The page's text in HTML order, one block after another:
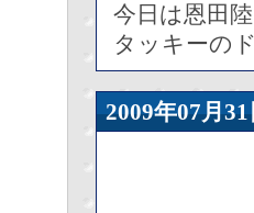
今日は恩田
タッキーの
2009年07